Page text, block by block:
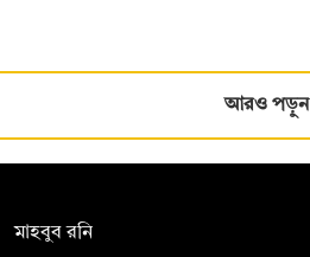
আরও পড়ুন
মাহবুব রনি